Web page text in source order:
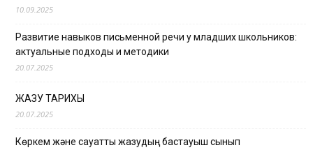
10.09.2025
Развитие навыков письменной речи у младших школьников:
актуальные подходы и методики
20.07.2025
ЖАЗУ ТАРИХЫ
20.07.2025
Көркем және сауатты жазудың бастауыш сынып